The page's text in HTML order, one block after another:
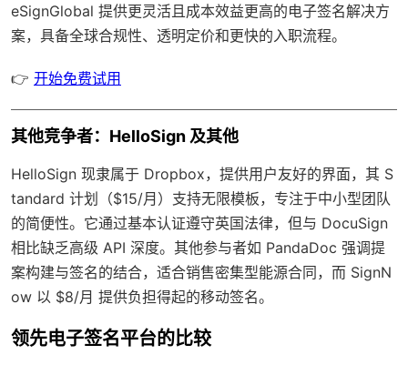
eSignGlobal 提供更灵活且成本效益更高的电子签名解决方
案，具备全球合规性、透明定价和更快的入职流程。
👉 开始免费试用
其他竞争者：HelloSign 及其他
HelloSign 现隶属于 Dropbox，提供用户友好的界面，其 S
tandard 计划（$15/月）支持无限模板，专注于中小型团队
的简便性。它通过基本认证遵守英国法律，但与 DocuSign
相比缺乏高级 API 深度。其他参与者如 PandaDoc 强调提
案构建与签名的结合，适合销售密集型能源合同，而 SignN
ow 以 $8/月 提供负担得起的移动签名。
领先电子签名平台的比较